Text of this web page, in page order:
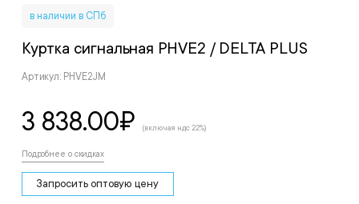
в наличии в СПб
Куртка сигнальная PHVE2 / DELTA PLUS
Артикул: PHVE2JM
3 838.00₽ (включая ндс 22%)
Подробнее о скидках
Запросить оптовую цену